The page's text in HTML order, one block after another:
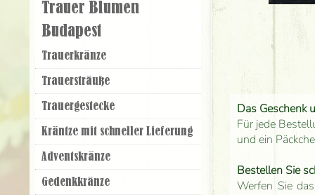
Das Geschenk
Für jede
und ein
Bestellen Sie
Werfen Sie
Trauer Blumen
Budapest
Trauer­kränze
Trauer­sträuße
Trauer­gestecke
Kräntze mit schneller Lieferung
Adventskränze
Gedenkkränze